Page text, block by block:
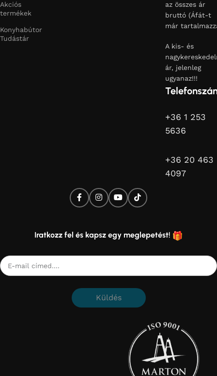
Akciós
termékek
Konyhabútor
Tudástár
az összes ár
bruttó (Áfát-t
már
A kis- és
ár, jelenleg
ugyanaz!!!
+36 1 253
5636
+36 20 463
4097
Iratkozz fel és kapsz egy meglepetést!
Küldés